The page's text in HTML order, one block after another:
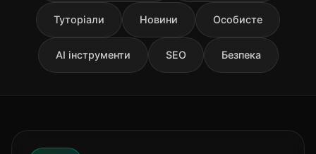
Туторіали Новини Особисте
AI інструменти SEO Безпека